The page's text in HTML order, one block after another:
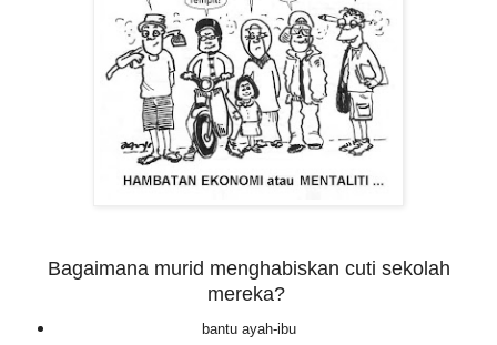
Bagaimana murid menghabiskan cuti sekolah
mereka?
bantu ayah-ibu